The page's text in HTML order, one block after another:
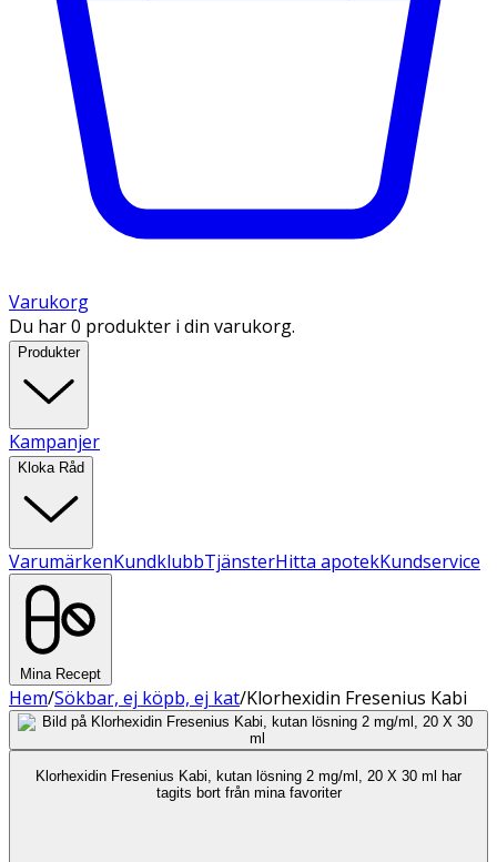
Varukorg
Du har 0 produkter i din varukorg.
Produkter
Kampanjer
Kloka Råd
VarumärkenKundklubbTjänsterHitta apotekKundservice
Mina Recept
Hem/Sökbar, ej köpb, ej kat/Klorhexidin Fresenius Kabi
Klorhexidin Fresenius Kabi, kutan lösning 2 mg/ml, 20 X 30 ml har
tagits bort från mina favoriter